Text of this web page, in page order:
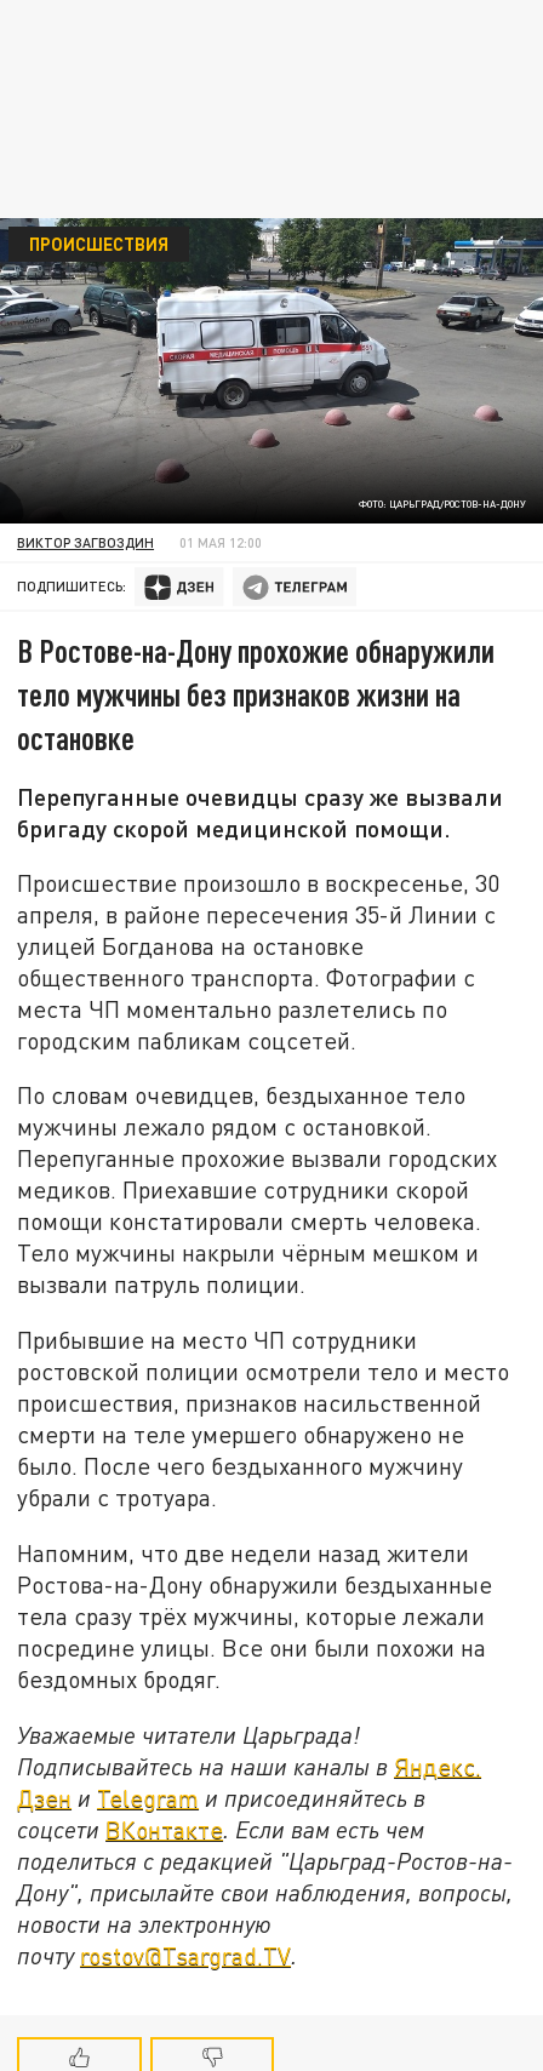
ФОТО: ЦАРЬГРАД/РОСТОВ-НА-ДОНУ
ПРОИСШЕСТВИЯ
ВИКТОР ЗАГВОЗДИН 01 МАЯ 12:00
ПОДПИШИТЕСЬ:
В Ростове-на-Дону прохожие обнаружили
тело мужчины без признаков жизни на
остановке
Перепуганные очевидцы сразу же вызвали
бригаду скорой медицинской помощи.
Происшествие произошло в воскресенье, 30
апреля, в районе пересечения 35-й Линии с
улицей Богданова на остановке
общественного транспорта. Фотографии с
места ЧП моментально разлетелись по
городским пабликам соцсетей.
По словам очевидцев, бездыханное тело
мужчины лежало рядом с остановкой.
Перепуганные прохожие вызвали городских
медиков. Приехавшие сотрудники скорой
помощи констатировали смерть человека.
Тело мужчины накрыли чёрным мешком и
вызвали патруль полиции.
Прибывшие на место ЧП сотрудники
ростовской полиции осмотрели тело и место
происшествия, признаков насильственной
смерти на теле умершего обнаружено не
было. После чего бездыханного мужчину
убрали с тротуара.
Напомним, что две недели назад жители
Ростова-на-Дону обнаружили бездыханные
тела сразу трёх мужчины, которые лежали
посредине улицы. Все они были похожи на
бездомных бродяг.
Уважаемые читатели Царьграда!
Подписывайтесь на наши каналы в Яндекс.
Дзен и Telegram и присоединяйтесь в
соцсети ВКонтакте . Если вам есть чем
поделиться с редакцией "Царьград-Ростов-на-
Дону", присылайте свои наблюдения, вопросы,
новости на электронную
почту rostov@Tsargrad.ТV